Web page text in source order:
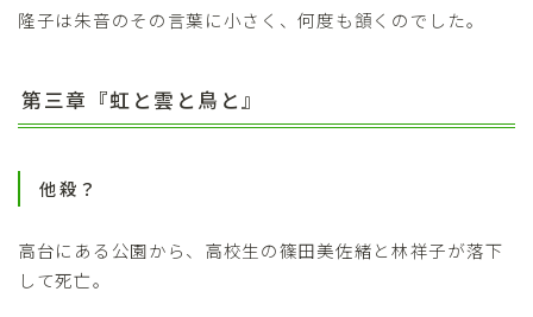
隆子は朱音のその言葉に小さく、何度も頷くのでした。
第三章『虹と雲と鳥と』
他殺？
高台にある公園から、高校生の篠田美佐緒と林祥子が落下
して死亡。